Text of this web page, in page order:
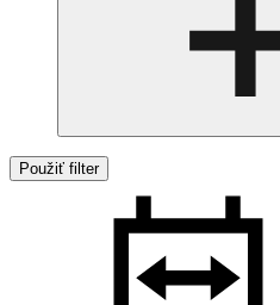
Použiť filter